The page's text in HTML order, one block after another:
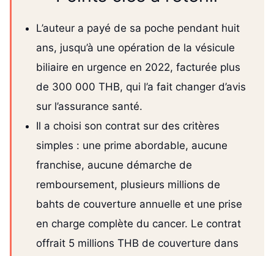
L’auteur a payé de sa poche pendant huit
ans, jusqu’à une opération de la vésicule
biliaire en urgence en 2022, facturée plus
de 300 000 THB, qui l’a fait changer d’avis
sur l’assurance santé.
Il a choisi son contrat sur des critères
simples : une prime abordable, aucune
franchise, aucune démarche de
remboursement, plusieurs millions de
bahts de couverture annuelle et une prise
en charge complète du cancer. Le contrat
offrait 5 millions THB de couverture dans